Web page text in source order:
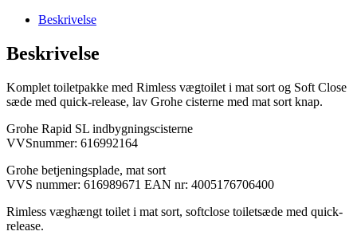
sort
Soft
Close
lav
Grohe
cisterne
med
mat
sort
knap
antal
Beskrivelse
Beskrivelse
Komplet toiletpakke med Rimless vægtoilet i mat sort og Soft Close
sæde med quick-release, lav Grohe cisterne med mat sort knap.
Grohe Rapid SL indbygningscisterne
VVSnummer: 616992164
Grohe betjeningsplade, mat sort
VVS nummer: 616989671 EAN nr: 4005176706400
Rimless væghængt toilet i mat sort, softclose toiletsæde med quick-
release.